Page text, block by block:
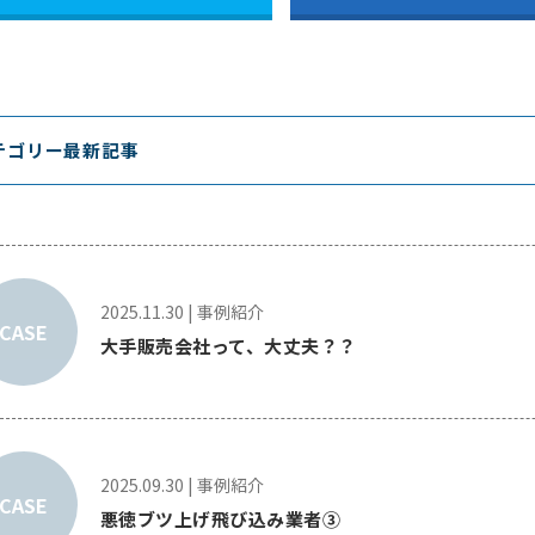
ゴリー最新記事
CASE
2025.11.30 | 事例紹介
大手販売会社って、大丈夫？？
CASE
2025.09.30 | 事例紹介
悪徳ブツ上げ飛び込み業者③